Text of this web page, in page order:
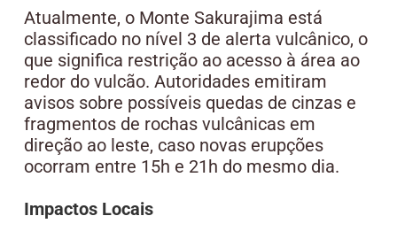
Atualmente, o Monte Sakurajima está
classificado no nível 3 de alerta vulcânico, o
que significa restrição ao acesso à área ao
redor do vulcão. Autoridades emitiram
avisos sobre possíveis quedas de cinzas e
fragmentos de rochas vulcânicas em
direção ao leste, caso novas erupções
ocorram entre 15h e 21h do mesmo dia.
Impactos Locais